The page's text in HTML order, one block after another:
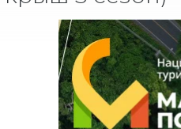
БОЕВИКИ
ТРИЛЛЕРЫ
ФЭНТЕЗИ
ДЕТЕКТИВЫ
КРИМИНАЛ
УКРАИНА
НОВОСТИ
ИНТЕРЕСНО
НОВОСТИ ТУРЕЦКИХ СЕРИАЛОВ
АЗИАТСКИЕ СЕРИАЛЫ